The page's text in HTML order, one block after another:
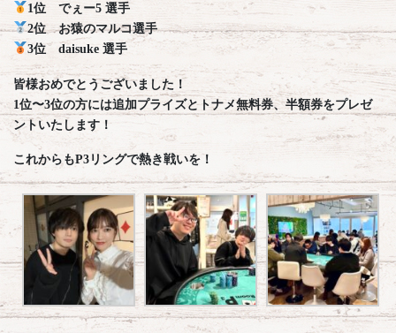
1位 でぇー5 選手
2位 お猿のマルコ選手
3位 daisuke 選手
皆様おめでとうございました！
1位〜3位の方には追加プライズとトナメ無料券、半額券をプレゼ
ントいたします！
これからもP3リングで熱き戦いを！